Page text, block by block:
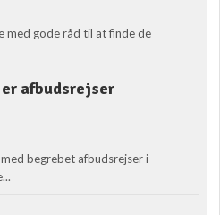
med gode råd til at finde de
er afbudsrejser
begrebet afbudsrejser i